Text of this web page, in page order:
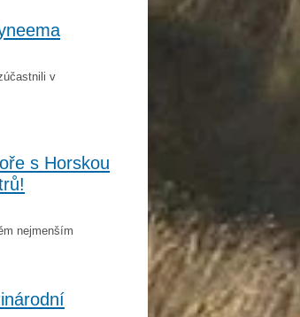
v
s Horskou
nejmenším